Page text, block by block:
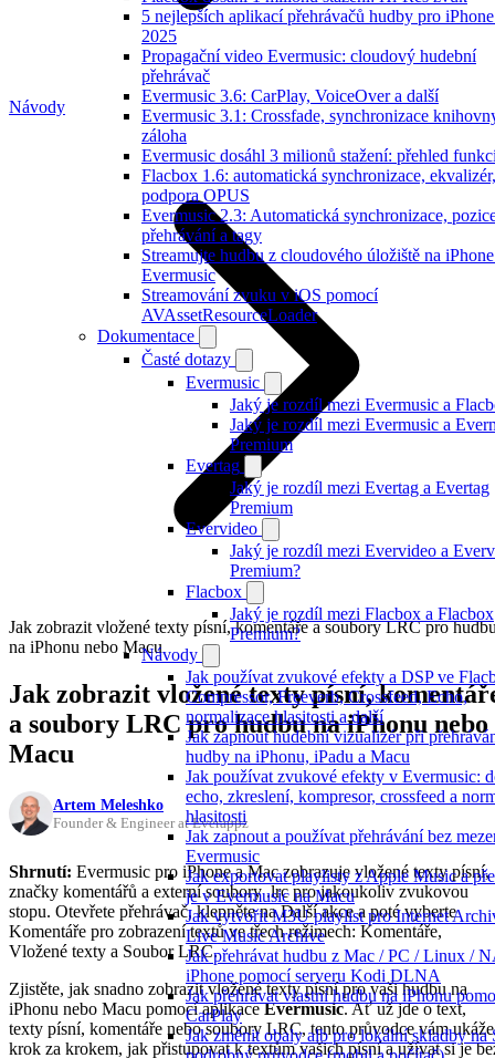
5 nejlepších aplikací přehrávačů hudby pro
2025
Propagační video Evermusic: cloudový hudební
přehrávač
Evermusic 3.6: CarPlay, VoiceOver a další
Evermusic 3.1: Crossfade, synchronizace
záloha
Evermusic dosáhl 3 milionů stažení: přehled
Flacbox 1.6: automatická synchronizace, ekvalizér,
podpora OPUS
Evermusic 2.3: Automatická synchronizace,
přehrávání a tagy
Streamujte hudbu z cloudového úložiště na
Evermusic
Streamování zvuku v iOS pomocí
AVAssetResourceLoader
Dokumentace
Časté dotazy
Evermusic
Jaký je rozdíl mezi Evermusic a
Jaký je rozdíl mezi Evermusic a
Premium
Evertag
Jaký je rozdíl mezi Evertag a Evertag
Premium
Evervideo
Jaký je rozdíl mezi Evervideo a
Premium?
Flacbox
Jaký je rozdíl mezi Flacbox a Flacbox
Premium?
Návody
Jak používat zvukové efekty a DSP ve
Compressor, Freeverb, Crossfeed, Echo,
normalizace hlasitosti a další
Jak zapnout hudební vizualizér při
hudby na iPhonu, iPadu a Macu
Jak používat zvukové efekty v Evermusic:
echo, zkreslení, kompresor, crossfeed a
hlasitosti
Jak zapnout a používat přehrávání bez
Evermusic
Jak exportovat playlisty z Apple Music a
je v Evermusic na Macu
Jak vytvořit M3U playlist pro Internet
Live Music Archive
Jak přehrávat hudbu z Mac / PC / Linux /
iPhone pomocí serveru Kodi DLNA
Jak přehrávat vlastní hudbu na iPhonu
CarPlay
Jak změnit obaly alb pro lokální skladby na
Návody
Jak zobrazit vložené texty písní, komentáře a soubory LRC pro
na iPhonu nebo Macu
Jak zobrazit vložené texty písní,
a soubory LRC pro hudbu na iPhonu nebo
Macu
Artem Meleshko
Founder & Engineer at Everappz
Shrnutí: Evermusic pro iPhone a Mac zobrazuje vložené texty písní,
značky komentářů a externí soubory .lrc pro jakoukoliv zvukovou
stopu. Otevřete přehrávač, klepněte na Další akce a poté vyberte
Komentáře pro zobrazení textů ve třech režimech: Komentáře,
Vložené texty a Soubor LRC.
Zjistěte, jak snadno zobrazit vložené texty písní pro vaši hudbu na
iPhonu nebo Macu pomocí aplikaceEvermusic. Ať už jde o text,
texty písní, komentáře nebo soubory LRC, tento průvodce vám ukáže
krok za krokem, jak přistupovat k textům vašich písní a užívat si je